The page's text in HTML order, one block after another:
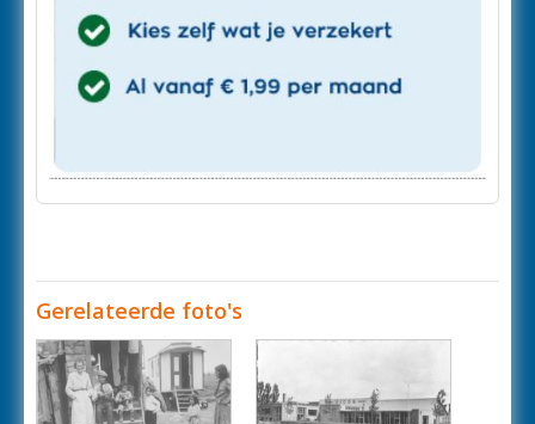
Gerelateerde foto's